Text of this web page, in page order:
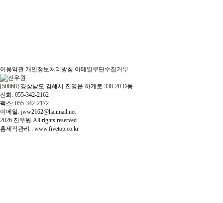
이용약관 개인정보처리방침 이메일무단수집거부
[50868] 경상남도 김해시 진영읍 하계로 338-20 D동
전화: 055-342-2162
팩스: 055-342-2172
이메일: jww2162@hanmail.net
2026 진우원 All rights reserved.
홈제작관리 : www.fivetop.co.kr